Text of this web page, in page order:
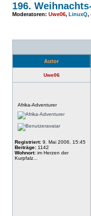
196.
Moderatoren: Uwe06, LinuxQ,
Ein
Autor
Uwe06
Afrika-Adventurer
Registriert: 9. Mai 2006, 15:45
Beiträge: 1142
Wohnort: im Herzen der
Kurpfalz...